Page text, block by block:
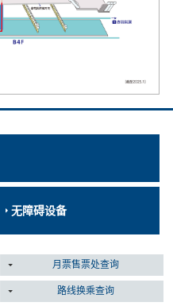
无障碍设备
月票售票处查询
路线换乘查询